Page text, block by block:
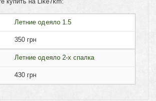
Летние одеяло 1.5
350 грн
Летние одеяло 2-х спалка
430 грн